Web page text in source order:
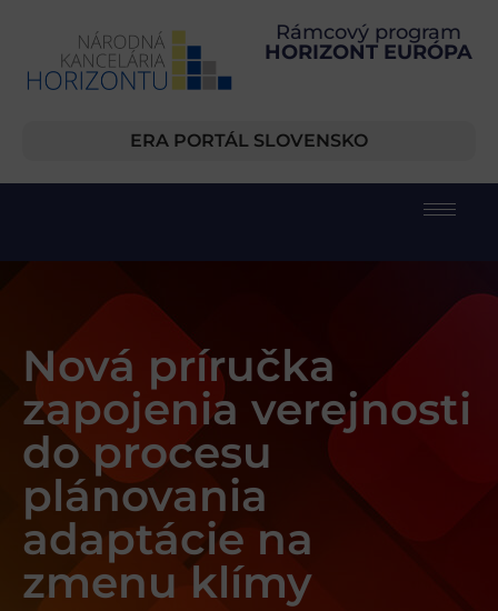
Rámcový program
HORIZONT EURÓPA
ERA PORTÁL SLOVENSKO
Nová príručka
zapojenia verejnosti
do procesu
plánovania
adaptácie na
zmenu klímy